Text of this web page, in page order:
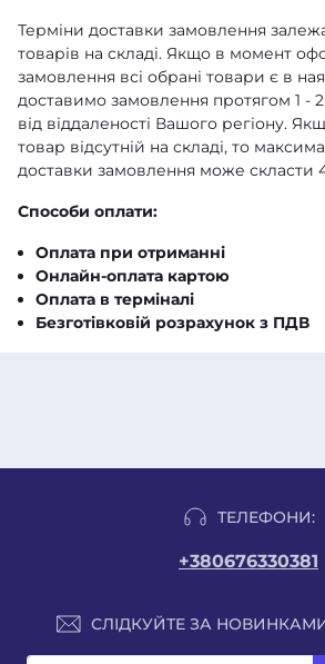
Терміни доставки замовлення
товарів на складі. Якщо в момент
замовлення всі обрані товари є в
доставимо замовлення протягом 1 - 2
від віддаленості Вашого регіону.
товар відсутній на складі, то
доставки замовлення може скласти
Способи оплати:
Оплата при отриманні
Онлайн-оплата картою
Оплата в терміналі
Безготівковій розрахунок з ПДВ
ТЕЛЕФОНИ:
+380676330381
СЛІДКУЙТЕ ЗА